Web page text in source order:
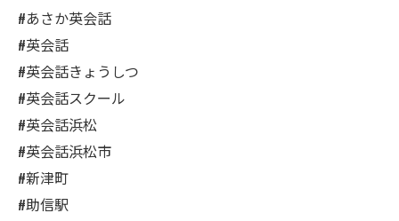
#あさか英会話
#英会話
#英会話きょうしつ
#英会話スクール
#英会話浜松
#英会話浜松市
#新津町
#助信駅